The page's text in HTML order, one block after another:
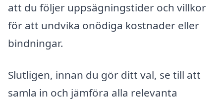
att du följer uppsägningstider och villkor
för att undvika onödiga kostnader eller
bindningar.
Slutligen, innan du gör ditt val, se till att
samla in och jämföra alla relevanta